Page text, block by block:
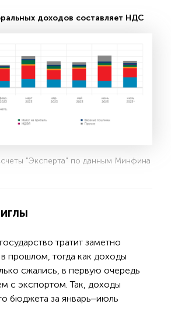
доходов составляет НДС
"Эксперта" по данным Минфина
тратит заметно
прошлом, тогда как доходы
сжались, в первую очередь
с экспортом. Так, доходы
бюджета за январь‒июль